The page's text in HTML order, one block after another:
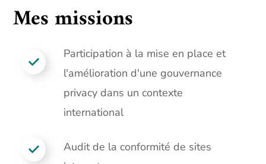
Mes missions
Participation à la mise en place et
l'amélioration d'une gouvernance
privacy dans un contexte
international
Audit de la conformité de sites